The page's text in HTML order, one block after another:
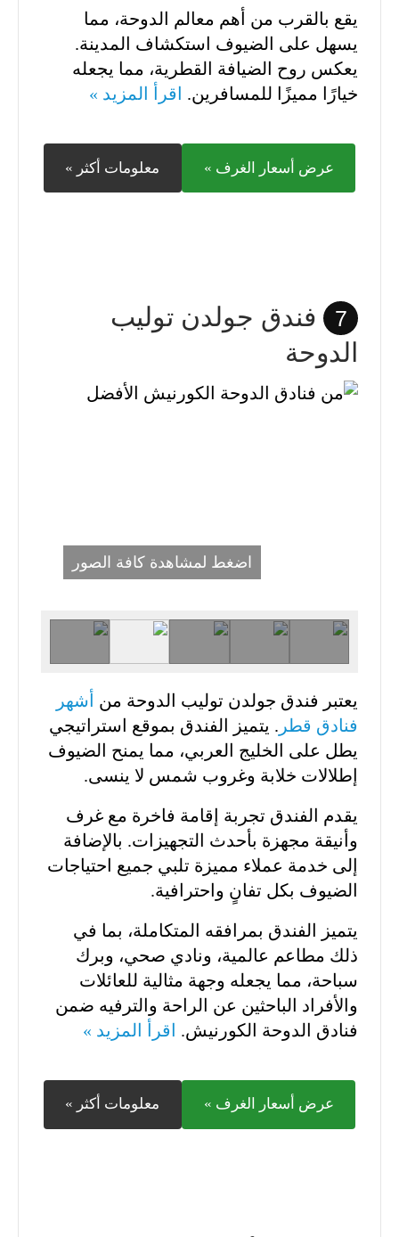
يقع بالقرب من أهم معالم الدوحة، مما
يسهل على الضيوف استكشاف المدينة.
يعكس روح الضيافة القطرية، مما يجعله
خيارًا مميزًا للمسافرين.
اقرأ المزيد »
عرض أسعار الغرف » معلومات أكثر »
7
فندق جولدن توليب
الدوحة
اضغط لمشاهدة كافة الصور
يعتبر فندق جولدن توليب الدوحة من
أشهر
فنادق قطر . يتميز الفندق بموقع استراتيجي
يطل على الخليج العربي، مما يمنح الضيوف
إطلالات خلابة وغروب شمس لا ينسى.
يقدم الفندق تجربة إقامة فاخرة مع غرف
وأنيقة مجهزة بأحدث التجهيزات. بالإضافة
إلى خدمة عملاء مميزة تلبي جميع احتياجات
الضيوف بكل تفانٍ واحترافية.
يتميز الفندق بمرافقه المتكاملة، بما في
ذلك مطاعم عالمية، ونادي صحي، وبرك
سباحة، مما يجعله وجهة مثالية للعائلات
والأفراد الباحثين عن الراحة والترفيه ضمن
فنادق الدوحة الكورنيش.
اقرأ المزيد »
عرض أسعار الغرف » معلومات أكثر »